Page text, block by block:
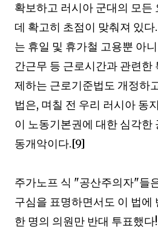
확보하고 러시아 군대의 모든
데 확고히 초점이 맞춰져 있다.
는 휴일 및 휴가철 고용뿐 아
간근무 등 근로시간과 관련한
제하는 근로기준법도 개정하
법은, 며칠 전 우리 러시아 동
이 노동기본권에 대한 심각한
동개악이다.[9]
주가노프 식 "공산주의자"들
구심을 표명하면서도 이 법에
한 명의 의원만 반대 투표했다